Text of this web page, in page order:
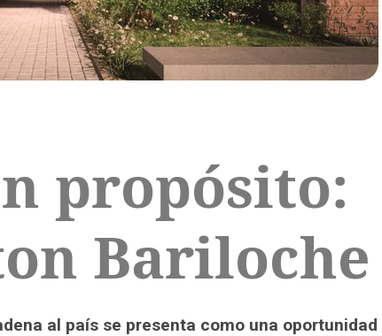
propósito:
Bariloche
al país se presenta como una oportunidad